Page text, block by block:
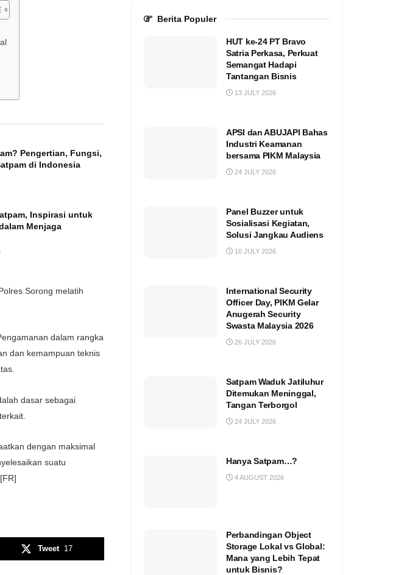
Pengertian, Fungsi,
di Indonesia
Inspirasi untuk
Menjaga
Sorong melatih
dalam rangka
dan kemampuan teknis
dasar sebagai
dengan maksimal
suatu
Tweet 17
Berita Populer
HUT ke-24 PT Bravo
Satria Perkasa, Perkuat
Semangat Hadapi
Tantangan Bisnis
13 JULY 2026
APSI dan ABUJAPI Bahas
Industri Keamanan
bersama PIKM Malaysia
24 JULY 2026
Panel Buzzer untuk
Sosialisasi Kegiatan,
Solusi Jangkau Audiens
10 JULY 2026
International Security
Officer Day, PIKM Gelar
Anugerah Security
Swasta Malaysia 2026
26 JULY 2026
Satpam Waduk Jatiluhur
Ditemukan Meninggal,
Tangan Terborgol
24 JULY 2026
Hanya Satpam…?
4 AUGUST 2026
Perbandingan Object
Storage Lokal vs Global:
Mana yang Lebih Tepat
untuk Bisnis?